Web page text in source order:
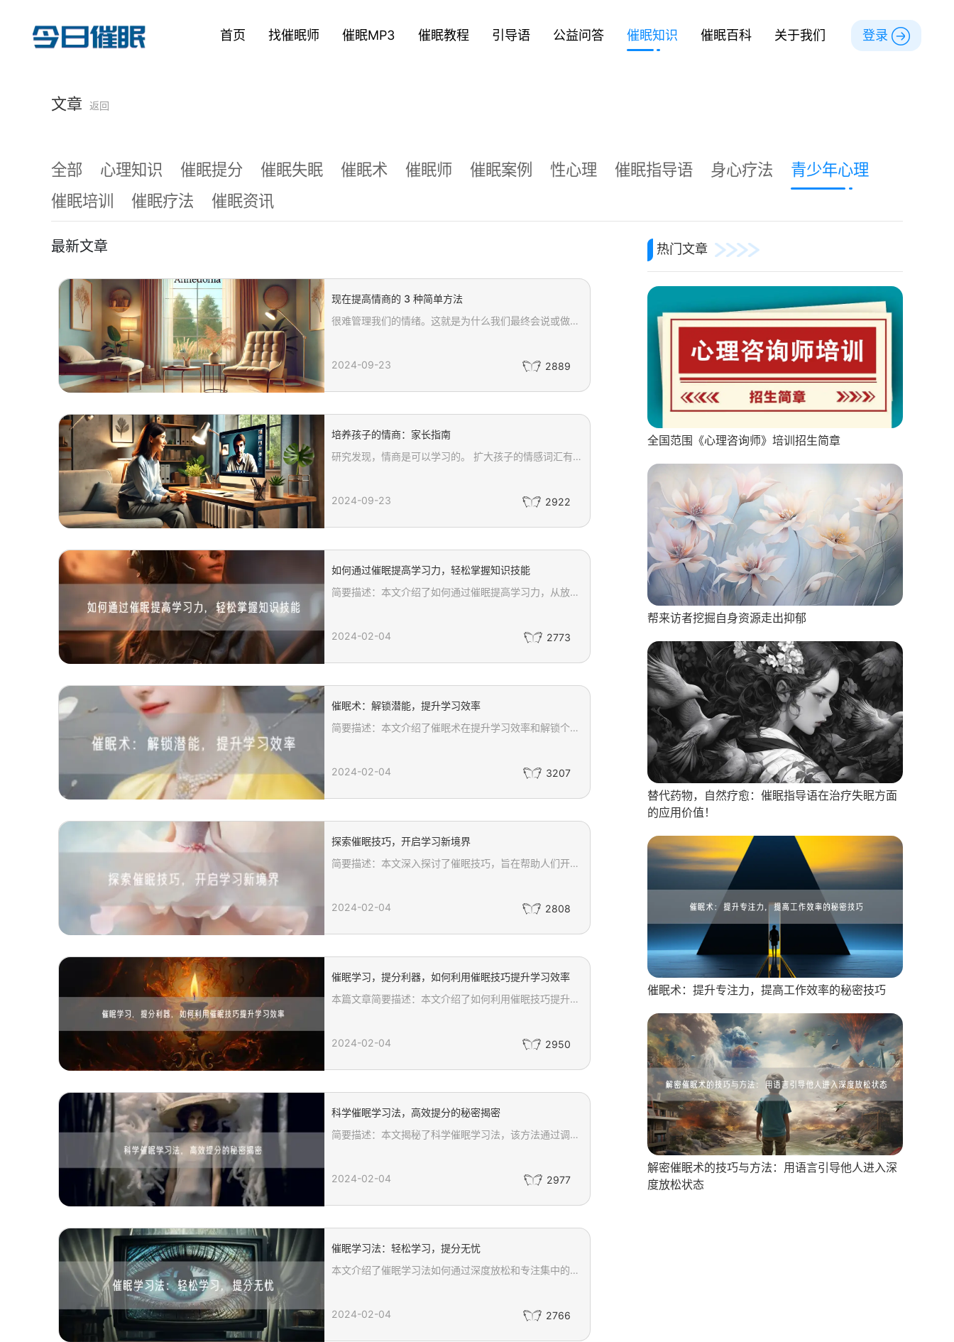
首页 找催眠师 催眠MP3 催眠教程 引导语 公益问答 催眠知识 催眠百科 关于我们 登录
文章 返回
全部 心理知识 催眠提分 催眠失眠 催眠术 催眠师 催眠案例 性心理 催眠指导语 身心疗法
青少年心理
催眠培训
催眠疗法 催眠资讯
最新文章
现在提高情商的 3 种简单方法
很难管理我们的情绪。这就是为什么我们最终会说或做一些我们后来后悔的事情。 提升的微时刻、呼吸和自我意识练习可以提高您的情商。
2024-09-23 2889
培养孩子的情商：家长指南
研究发现，情商是可以学习的。 扩大孩子的情感词汇有助于他们更准确地表达自己的感受。 每天都有很多机会帮助孩子培养情商。
2024-09-23 2922
如何通过催眠提高学习力，轻松掌握知识技能
简要描述：本文介绍了如何通过催眠提高学习力，从放松身心、增强专注力、加速学习等方面分析了催眠对学习的积极影响，旨在帮助读者轻松掌握知识和技能。
2024-02-04 2773
催眠术：解锁潜能，提升学习效率
简要描述：本文介绍了催眠术在提升学习效率和解锁个人潜能方面的神奇效果。通过生动有趣的案例，揭示了催眠术如何帮助人们克服学习障碍，增强专注力和记忆力，同时提供实用的催眠技巧和方法，让读者体验到催眠术的魔力。
2024-02-04 3207
探索催眠技巧，开启学习新境界
简要描述：本文深入探讨了催眠技巧，旨在帮助人们开启学习新境界。通过建立信任与合作关系、引导被催眠者进入深度放松状态以及运用语言暗示等技巧，催眠师能够帮助人们放松身心、改变不健康的行为模式，并带来真正的个人成长和自我治疗效果。
2024-02-04 2808
催眠学习，提分利器，如何利用催眠技巧提升学习效率
本篇文章简要描述：本文介绍了如何利用催眠技巧提升学习效率。通过建立良好的学习环境、运用催眠术语和暗示、深度放松和专注力训练以及使用催眠音频或与专业催眠师合作等方法，可以帮助我们更好地掌握知识，提高学习效果。同时，催眠学习也能够缓解学习压力，增强学习的乐趣和动力。让我们一起迎接学习的挑战，成为学习的能手！
2024-02-04 2950
科学催眠学习法，高效提分的秘密揭密
简要描述：本文揭秘了科学催眠学习法，该方法通过调整大脑状态，帮助学生进入放松状态来提高学习效果。通过创造适合的学习环境、深呼吸放松身心、使用自我暗示、图像化和联想法以及保持好的学习习惯和规律，我们能够更有效地提升学习效果，实现高效提分的目标。
2024-02-04 2977
催眠学习法：轻松学习，提分无忧
本文介绍了催眠学习法如何通过深度放松和专注集中的技巧，帮助学生和需要持续学习的人群提高学习效率和成绩。文章详细阐述了催眠学习法的五个步骤：准备阶段的环境设置，通过深呼吸实现深度放松，意识集中提高学习效果，正向暗示激发内在潜力，以及学习结束后的逐渐恢复清醒状态。这些步骤共同作用，不仅能增强记忆力和专注力，还能让学习过程变得更加轻松愉快。催眠学习法为面临学习挑战的人们提供了一种有效的解决方案，帮助他们实现提分无忧的目标。
2024-02-04 2766
热门文章
全国范围《心理咨询师》培训招生简章
帮来访者挖掘自身资源走出抑郁
替代药物，自然疗愈：催眠指导语在治疗失眠方面
的应用价值！
催眠术：提升专注力，提高工作效率的秘密技巧
解密催眠术的技巧与方法：用语言引导他人进入深
度放松状态